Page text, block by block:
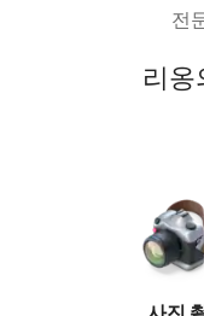
전
리옹